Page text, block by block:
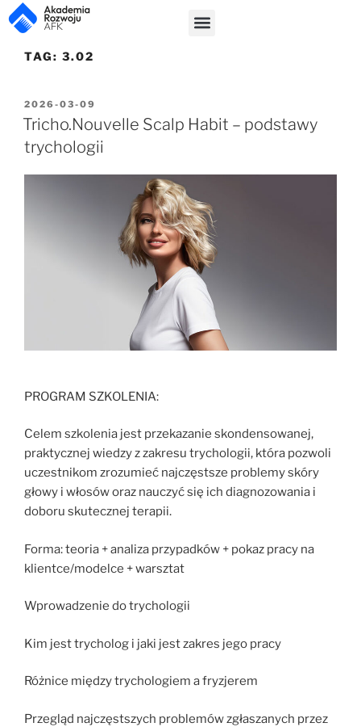
TAG: 3.02
2026-03-09
Tricho.Nouvelle Scalp Habit – podstawy
trychologii
PROGRAM SZKOLENIA:
Celem szkolenia jest przekazanie skondensowanej,
praktycznej wiedzy z zakresu trychologii, która pozwoli
uczestnikom zrozumieć najczęstsze problemy skóry
głowy i włosów oraz nauczyć się ich diagnozowania i
doboru skutecznej terapii.
Forma: teoria + analiza przypadków + pokaz pracy na
klientce/modelce + warsztat
Wprowadzenie do trychologii
Kim jest trycholog i jaki jest zakres jego pracy
Różnice między trychologiem a fryzjerem
Przegląd najczęstszych problemów zgłaszanych przez